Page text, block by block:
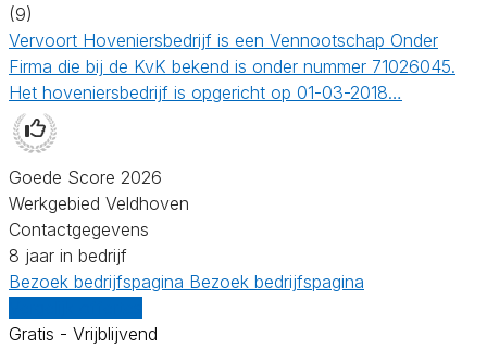
(9)
Vervoort Hoveniersbedrijf is een Vennootschap Onder
Firma die bij de KvK bekend is onder nummer 71026045.
Het hoveniersbedrijf is opgericht op 01-03-2018…
Goede Score 2026
Werkgebied Veldhoven
Contactgegevens
8 jaar in bedrijf
Bezoek bedrijfspagina Bezoek bedrijfspagina
Gratis - Vrijblijvend